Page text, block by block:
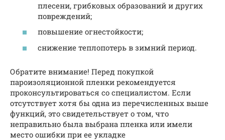
плесени, грибковых образований и других
повреждений;
повышение огнестойкости;
снижение теплопотерь в зимний период.
Обратите внимание! Перед покупкой
пароизоляционной пленки рекомендуется
проконсультироваться со специалистом. Если
отсутствует хотя бы одна из перечисленных выше
функций, это свидетельствует о том, что
неправильно была выбрана пленка или имели
место ошибки при ее укладке